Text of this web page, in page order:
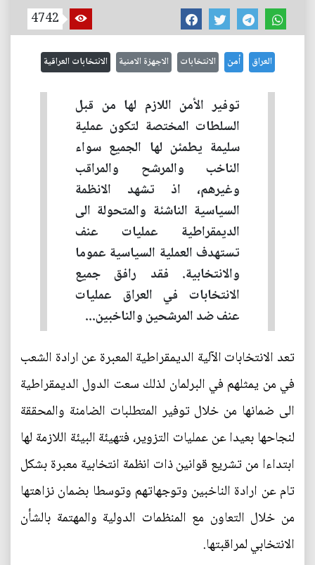
4742
العراق أمن الانتخابات الاجهزة الامنية الانتخابات العراقية
توفير الأمن اللازم لها من قبل
السلطات المختصة لتكون عملية
سليمة يطمئن لها الجميع سواء
الناخب والمرشح والمراقب
وغيرهم، اذ تشهد الانظمة
السياسية الناشئة والمتحولة الى
الديمقراطية عمليات عنف
تستهدف العملية السياسية عموما
والانتخابية. فقد رافق جميع
الانتخابات في العراق عمليات
عنف ضد المرشحين والناخبين...
تعد الانتخابات الآلية الديمقراطية المعبرة عن ارادة الشعب
في من يمثلهم في البرلمان لذلك سعت الدول الديمقراطية
الى ضمانها من خلال توفير المتطلبات الضامنة والمحققة
لنجاحها بعيدا عن عمليات التزوير، فتهيئة البيئة اللازمة لها
ابتداءا من تشريع قوانين ذات انظمة انتخابية معبرة بشكل
تام عن ارادة الناخبين وتوجهاتهم وتوسطا بضمان نزاهتها
من خلال التعاون مع المنظمات الدولية والمهتمة بالشأن
الانتخابي لمراقبتها.